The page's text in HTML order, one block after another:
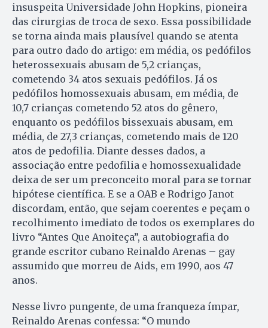
insuspeita Universi­dade John Hopkins, pioneira
das cirurgias de troca de sexo. Essa possibilidade
se torna ainda mais plausível quando se atenta
para outro dado do artigo: em média, os pedófilos
heterossexuais abusam de 5,2 crianças,
cometendo 34 atos sexuais pedófilos. Já os
pedófilos homossexuais abusam, em média, de
10,7 crianças cometendo 52 atos do gênero,
enquanto os pedófilos bissexuais abusam, em
média, de 27,3 crianças, cometendo mais de 120
atos de pedofilia. Diante desses dados, a
associação entre pedofilia e homossexualidade
deixa de ser um preconceito moral para se tornar
hipótese científica. E se a OAB e Rodrigo Janot
discordam, então, que sejam coerentes e peçam o
recolhimento imediato de todos os exemplares do
livro “Antes Que Anoiteça”, a autobiografia do
grande escritor cubano Reinaldo Arenas – gay
assumido que morreu de Aids, em 1990, aos 47
anos.
Nesse livro pungente, de uma franqueza ímpar,
Reinaldo Arenas confessa: “O mundo